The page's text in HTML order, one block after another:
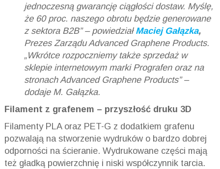
jednoczesną gwarancję ciągłości dostaw. Myślę,
że 60 proc. naszego obrotu będzie generowane
z sektora B2B”– powiedział Maciej Gałązka,
Prezes Zarządu Advanced Graphene Products.
„Wkrótce rozpoczniemy także sprzedaż w
sklepie internetowym marki Prografen oraz na
stronach Advanced Graphene Products”–
dodaje M. Gałązka.
Filament z grafenem – przyszłość druku 3D
Filamenty PLA oraz PET-G z dodatkiem grafenu
pozwalają na stworzenie wydruków o bardzo dobrej
odporności na ścieranie. Wydrukowane części mają
też gładką powierzchnię i niski współczynnik tarcia.